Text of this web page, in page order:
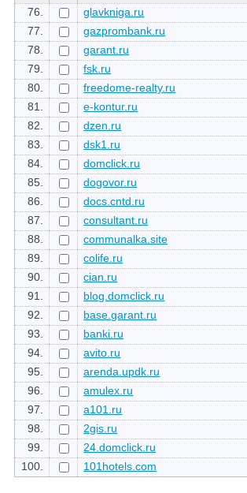
76.
glavkniga.ru
77.
gazprombank.ru
78.
garant.ru
79.
fsk.ru
80.
freedome-realty.ru
81.
e-kontur.ru
82.
dzen.ru
83.
dsk1.ru
84.
domclick.ru
85.
dogovor.ru
86.
docs.cntd.ru
87.
consultant.ru
88.
communalka.site
89.
colife.ru
90.
cian.ru
91.
blog.domclick.ru
92.
base.garant.ru
93.
banki.ru
94.
avito.ru
95.
arenda.updk.ru
96.
amulex.ru
97.
a101.ru
98.
2gis.ru
99.
24.domclick.ru
100.
101hotels.com